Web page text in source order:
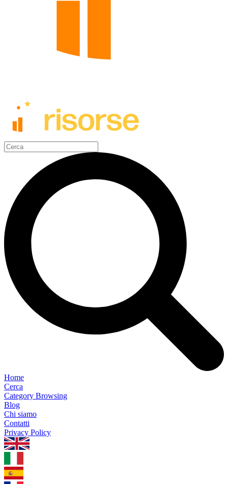
Home
Cerca
Category Browsing
Blog
Chi siamo
Contatti
Privacy Policy